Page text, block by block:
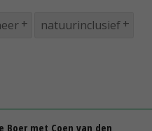
natuurinclusief
Boer met Coen van den